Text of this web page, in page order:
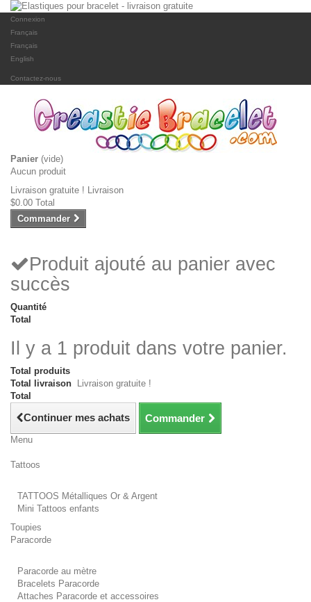
Connexion
Français
Français
English
Contactez-nous
Panier (vide)
Aucun produit
Livraison gratuite ! Livraison
$0.00 Total
Commander
Produit ajouté au panier avec
succès
Quantité
Total
Il y a 1 produit dans votre panier.
Total produits
Total livraison
Livraison gratuite !
Total
Continuer mes achats Commander
Menu
Tattoos
TATTOOS Métalliques Or & Argent
Mini Tattoos enfants
Toupies
Paracorde
Paracorde au mètre
Bracelets Paracorde
Attaches Paracorde et accessoires